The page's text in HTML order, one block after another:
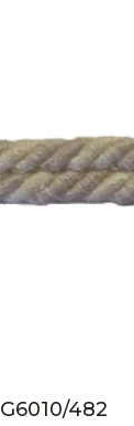
G6010/482